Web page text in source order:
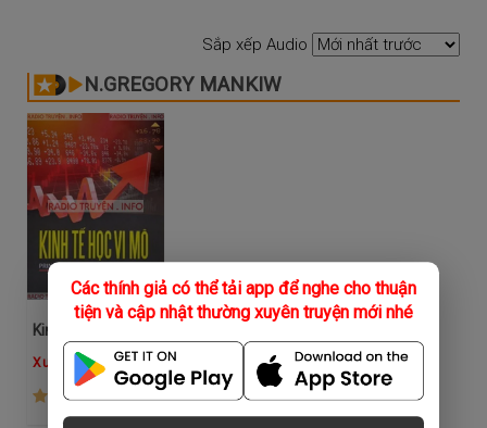
Các thính giả có thể tải app để nghe cho thuận
tiện và cập nhật thường xuyên truyện mới nhé
Sắp xếp Audio
N.GREGORY MANKIW
Kinh Tế Học Vi Mô
Xuân Hùng